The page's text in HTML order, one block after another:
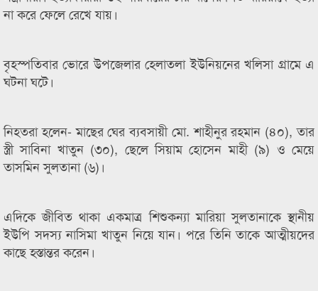
না করে ফেলে রেখে যায়।
বৃহস্পতিবার ভোরে উপজেলার হেলাতলা ইউনিয়নের খলিসা গ্রামে এ
ঘটনা ঘটে।
নিহতরা হলেন- মাছের ঘের ব্যবসায়ী মো. শাহীনুর রহমান (৪০), তার
স্ত্রী সাবিনা খাতুন (৩০), ছেলে সিয়াম হোসেন মাহী (৯) ও মেয়ে
তাসমিন সুলতানা (৬)।
এদিকে জীবিত থাকা একমাত্র শিশুকন্যা মারিয়া সুলতানাকে স্থানীয়
ইউপি সদস্য নাসিমা খাতুন নিয়ে যান। পরে তিনি তাকে আত্মীয়দের
কাছে হস্তান্তর করেন।